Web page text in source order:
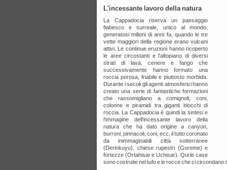
L'incessante lavoro della natura
La Cappadocia riserva un paesaggio
fiabesco e surreale, unico al mondo,
generatosi milioni di anni fa, quando le tre
vette maggiori della regione erano vulcani
attivi. Le continue eruzioni hanno ricoperto
le aree circostanti e l'altopiano di diversi
strati di lava, cenere e fango che
successivamente hanno formato una
roccia porosa, friabile e piuttosto morbida.
Durante i secoli gli agenti atmosferici hanno
creato una serie di fantastiche formazioni
che rassomigliano a comignoli, coni,
colonne e piramidi tra giganti blocchi di
roccia. La Cappadocia è quindi la sintesi e
l'immagine dell'incessante lavoro della
natura che ha dato origine a canyon,
burroni, pinnacoli, coni, ecc, il tutto coronato
da inimmaginabili città sotterranee
(Derinkuyu), chiese rupestri (Goreme) e
fortezze (Ortahisar e Uchisar). Qui le case
sono costruite nel tufo e le rocce che ci